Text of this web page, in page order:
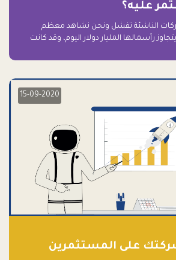
عليه؟
الناشئة تفشل ونحن نشاهد معظم
رأسمالها المليار دولار اليوم، وقد كانت
15-09-2020
على المستثمرين